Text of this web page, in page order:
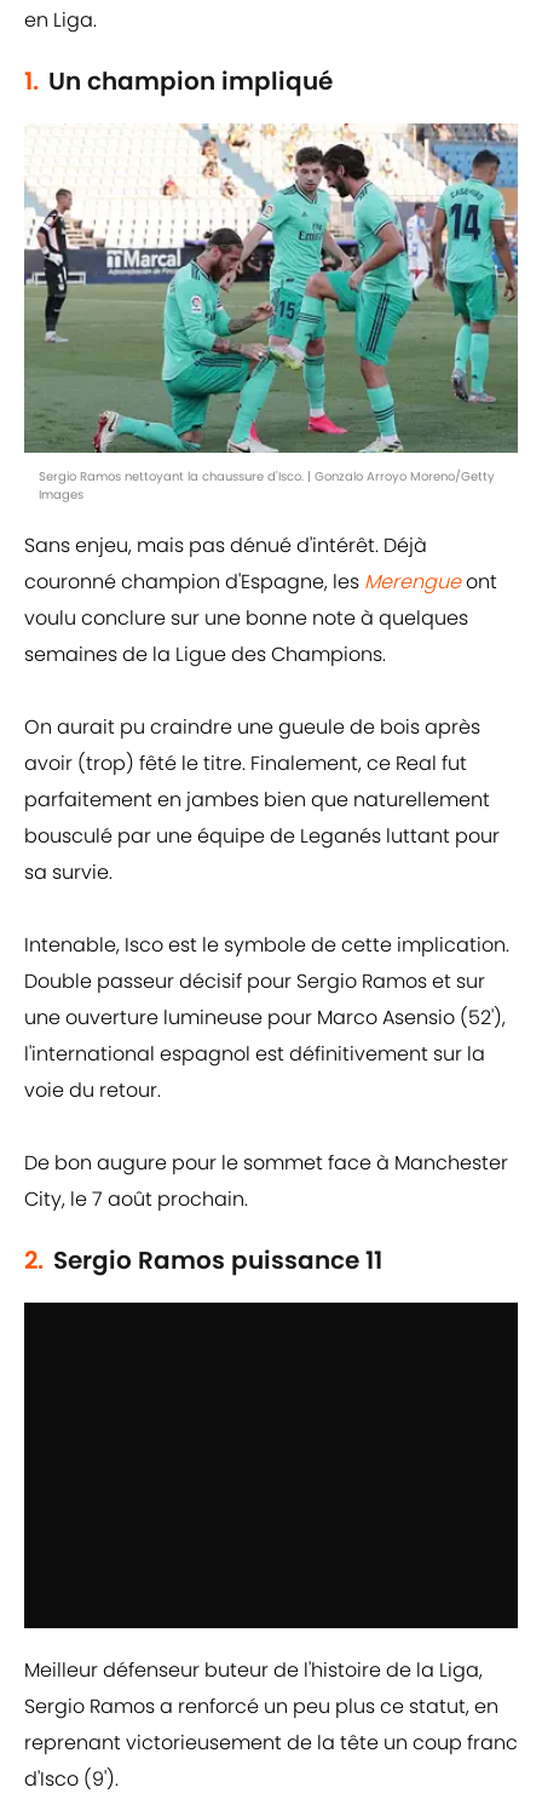
en Liga.
1. Un champion impliqué
Sergio Ramos nettoyant la chaussure d'Isco. | Gonzalo Arroyo Moreno/Getty
Images
Sans enjeu, mais pas dénué d'intérêt. Déjà
couronné champion d'Espagne, les Merengueont
voulu conclure sur une bonne note à quelques
semaines de la Ligue des Champions.
On aurait pu craindre une gueule de bois après
avoir (trop) fêté le titre. Finalement, ce Real fut
parfaitement en jambes bien que naturellement
bousculé par une équipe de Leganés luttant pour
sa survie.
Intenable, Isco est le symbole de cette implication.
Double passeur décisif pour Sergio Ramos et sur
une ouverture lumineuse pour Marco Asensio (52'),
l'international espagnol est définitivement sur la
voie du retour.
De bon augure pour le sommet face à Manchester
City, le 7 août prochain.
2. Sergio Ramos puissance 11
Meilleur défenseur buteur de l'histoire de la Liga,
Sergio Ramos a renforcé un peu plus ce statut, en
reprenant victorieusement de la tête un coup franc
d'Isco (9').